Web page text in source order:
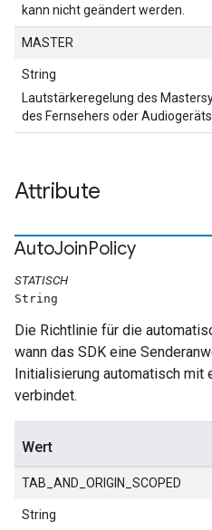
kann nicht geändert werden.
MASTER
String
Lautstärkeregelung des
des Fernsehers oder
Attribute
AutoJoinPolicy
STATISCH
String
Die Richtlinie für die
wann das SDK eine
Initialisierung automatisch mit
verbindet.
Wert
TAB_AND_ORIGIN_SCOPED
String